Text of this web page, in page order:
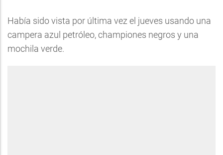
Había sido vista por última vez el jueves usando una
campera azul petróleo, championes negros y una
mochila verde.